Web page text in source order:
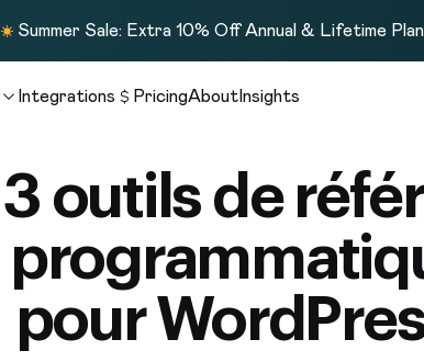
Summer Sale: Extra 10% Off Annual & Lifetime
Integrations PricingAbout Insights
3 outils de
pour